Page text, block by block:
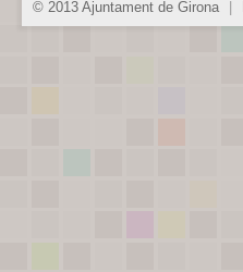
© 2013 Ajuntament de Girona